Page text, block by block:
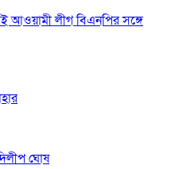
আওয়ামী লীগ বিএনপির সঙ্গে
ঘোষ